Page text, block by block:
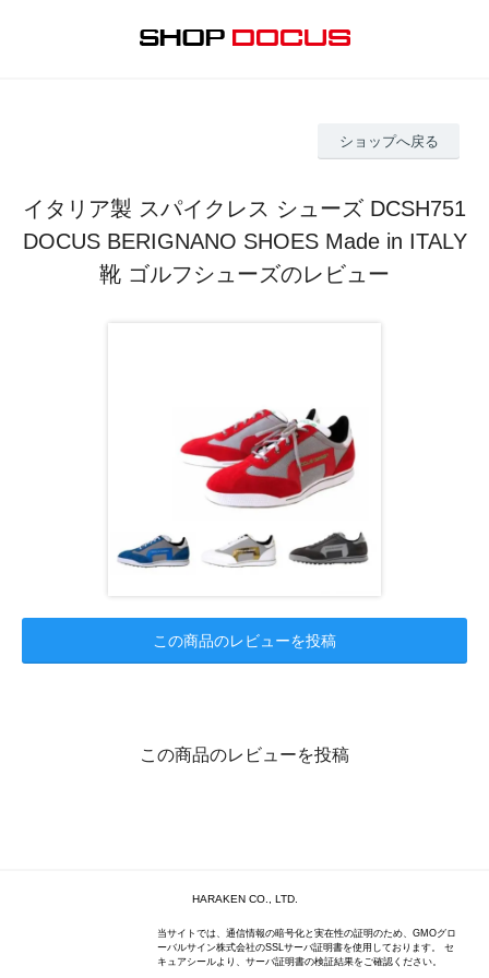
ショップへ戻る
イタリア製 スパイクレス シューズ DCSH751
DOCUS BERIGNANO SHOES Made in ITALY
靴 ゴルフシューズのレビュー
この商品のレビューを投稿
この商品のレビューを投稿
HARAKEN CO., LTD.
当サイトでは、通信情報の暗号化と実在性の証明のため、GMOグロ
ーバルサイン株式会社のSSLサーバ証明書を使用しております。 セ
キュアシールより、サーバ証明書の検証結果をご確認ください。